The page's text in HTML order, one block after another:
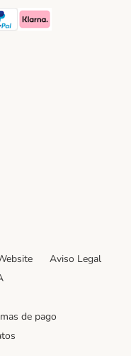
Method
MethodMethod
Payment Method
Klarna Payment Method
Method
Method
Aviso Legal
de pago